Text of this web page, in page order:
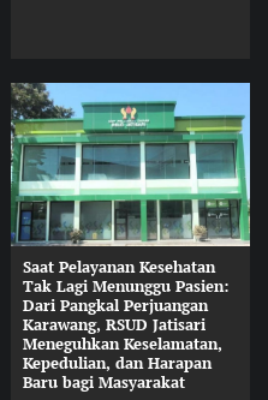
Saat Pelayanan Kesehatan
Tak Lagi Menunggu Pasien:
Dari Pangkal Perjuangan
Karawang, RSUD Jatisari
Meneguhkan Keselamatan,
Kepedulian, dan Harapan
Baru bagi Masyarakat